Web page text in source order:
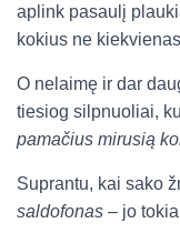
aplink pasaulį
kokius ne kiekvienas
O nelaimę ir dar
tiesiog silpnuoliai,
pamačius mirusią
Suprantu, kai sako
saldofonas – jo